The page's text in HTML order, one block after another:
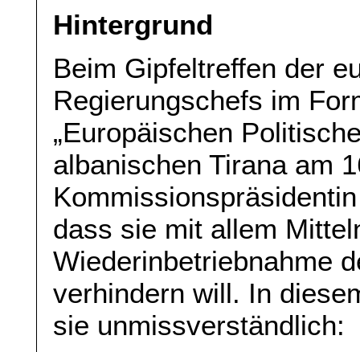
Hintergrund
Beim Gipfeltreffen der
Regierungschefs im
„Europäischen
albanischen Tirana am
dass sie mit allem
Wiederinbetriebnahme
verhindern will. In
sie unmissverständlich: